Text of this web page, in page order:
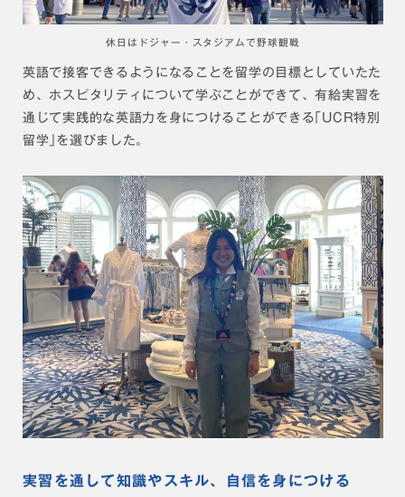
休日はドジャー・スタジアムで野球観戦
英語で接客できるようになることを留学の目標としていたた
め、ホスピタリティについて学ぶことができて、有給実習を
通じて実践的な英語力を身につけることができる｢UCR特別
留学｣を選びました。
実習を通して知識やスキル、自信を身につける